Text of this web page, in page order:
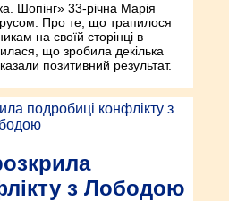
Шопінг» 33-річна Марія
Про те, що трапилося
на своїй сторінці в
що зробила декілька
позитивний результат.
з Лободою